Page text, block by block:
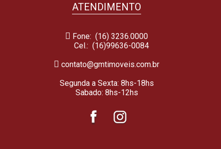
ATENDIMENTO
Fone: (16) 3236.0000
Cel.:(16)99636-0084
contato@gmtimoveis.com.br
Segunda a Sexta: 8hs-18hs
Sabado: 8hs-12hs